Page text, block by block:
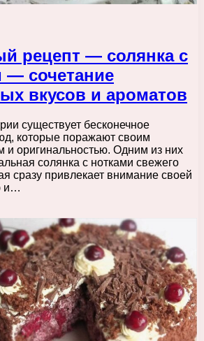
рецепт — солянка с
сочетание
вкусов и ароматов
существует бесконечное
которые поражают своим
и оригинальностью. Одним из них
солянка с нотками свежего
сразу привлекает внимание своей
и…